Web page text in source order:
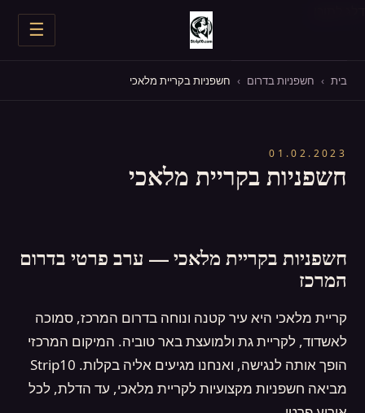
☰
חשפניות בצפון
יום הולדת
מסיבת גירושין
בית › חשפניות בדרום › חשפניות בקריית מלאכי
01.02.2023
חשפניות בקריית מלאכי
חשפניות בקריית מלאכי — ערב פרטי בדרום
המרכז
קריית מלאכי היא עיר קטנה ונוחה בדרום המרכז, סמוכה
לאשדוד, לקריית גת ולמועצת באר טוביה. המיקום המרכזי
הופך אותה לנגישה, ואנחנו מגיעים אליה בקלות. Strip10
מביאה חשפניות מקצועיות לקריית מלאכי, עד הדלת, לכל